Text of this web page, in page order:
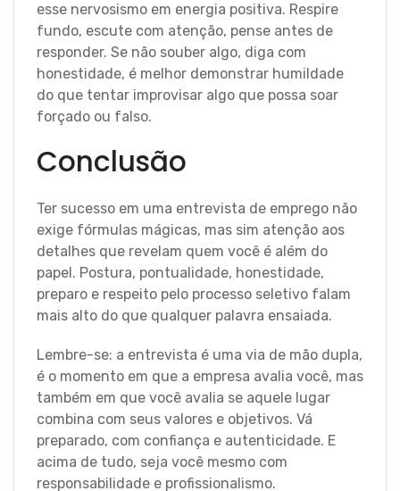
esse nervosismo em energia positiva. Respire
fundo, escute com atenção, pense antes de
responder. Se não souber algo, diga com
honestidade, é melhor demonstrar humildade
do que tentar improvisar algo que possa soar
forçado ou falso.
Conclusão
Ter sucesso em uma entrevista de emprego não
exige fórmulas mágicas, mas sim atenção aos
detalhes que revelam quem você é além do
papel. Postura, pontualidade, honestidade,
preparo e respeito pelo processo seletivo falam
mais alto do que qualquer palavra ensaiada.
Lembre-se: a entrevista é uma via de mão dupla,
é o momento em que a empresa avalia você, mas
também em que você avalia se aquele lugar
combina com seus valores e objetivos. Vá
preparado, com confiança e autenticidade. E
acima de tudo, seja você mesmo com
responsabilidade e profissionalismo.